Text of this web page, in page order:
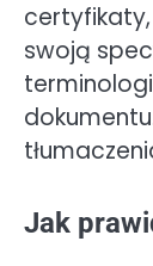
swoją
Jak